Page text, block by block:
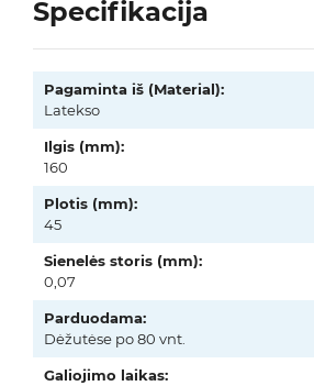
Specifikacija
Pagaminta iš (Material):
Latekso
Ilgis (mm):
160
Plotis (mm):
45
Sienelės storis (mm):
0,07
Parduodama:
Dėžutėse po 80 vnt.
Galiojimo laikas: